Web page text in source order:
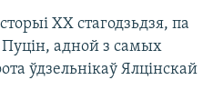
ХХ стагодзьдзя, па
Пуцін, адной з самых
ўдзельнікаў Ялцінскай